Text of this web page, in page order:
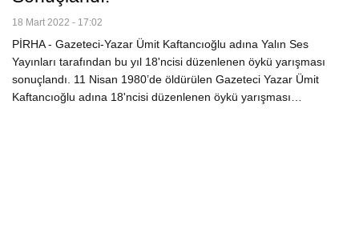
18 Mart 2022 - 17:02
PİRHA - Gazeteci-Yazar Ümit Kaftancıoğlu adına Yalın Ses
Yayınları tarafından bu yıl 18'ncisi düzenlenen öykü yarışması
sonuçlandı. 11 Nisan 1980’de öldürülen Gazeteci Yazar Ümit
Kaftancıoğlu adına 18'ncisi düzenlenen öykü yarışması…